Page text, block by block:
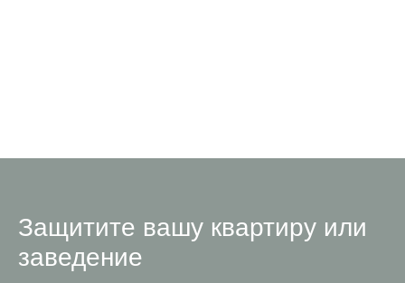
Защитите вашу квартиру или
заведение